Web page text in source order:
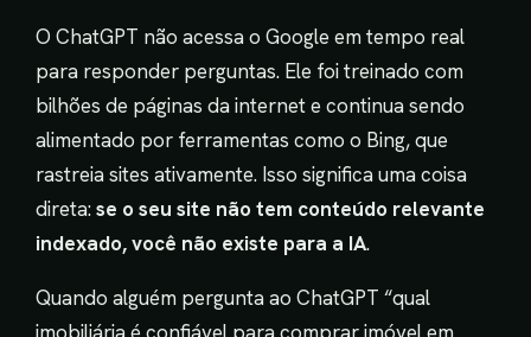
O ChatGPT não acessa o Google em tempo real
para responder perguntas. Ele foi treinado com
bilhões de páginas da internet e continua sendo
alimentado por ferramentas como o Bing, que
rastreia sites ativamente. Isso significa uma coisa
direta:se o seu site não tem conteúdo relevante
indexado, você não existe para a IA.
Quando alguém pergunta ao ChatGPT “qual